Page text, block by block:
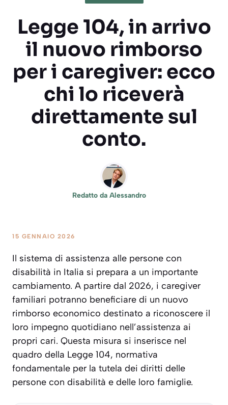
Legge 104, in arrivo
il nuovo rimborso
per i caregiver: ecco
chi lo riceverà
direttamente sul
conto.
Redatto da Alessandro
15 GENNAIO 2026
Il sistema di assistenza alle persone con
disabilità in Italia si prepara a un importante
cambiamento. A partire dal 2026, i caregiver
familiari potranno beneficiare di un nuovo
rimborso economico destinato a riconoscere il
loro impegno quotidiano nell’assistenza ai
propri cari. Questa misura si inserisce nel
quadro della Legge 104, normativa
fondamentale per la tutela dei diritti delle
persone con disabilità e delle loro famiglie.